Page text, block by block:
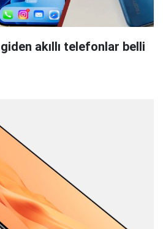
akıllı telefonlar belli